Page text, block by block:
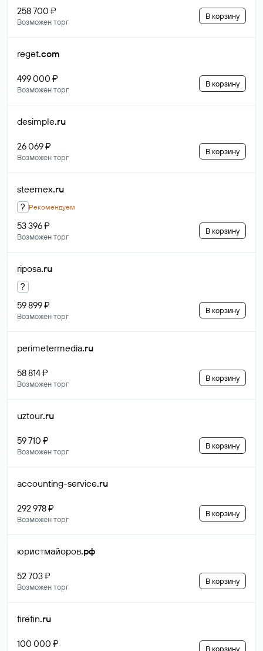
258 700 ₽
Возможен торг
В корзину
reget.com
499 000 ₽
Возможен торг
В корзину
desimple.ru
26 069 ₽
Возможен торг
В корзину
steemex.ru
? Рекомендуем
53 396 ₽
Возможен торг
В корзину
riposa.ru
?
59 899 ₽
Возможен торг
В корзину
perimetermedia.ru
58 814 ₽
Возможен торг
В корзину
uztour.ru
59 710 ₽
Возможен торг
В корзину
accounting-service.ru
292 978 ₽
Возможен торг
В корзину
юристмайоров.рф
52 703 ₽
Возможен торг
В корзину
firefin.ru
100 000 ₽ В корзину